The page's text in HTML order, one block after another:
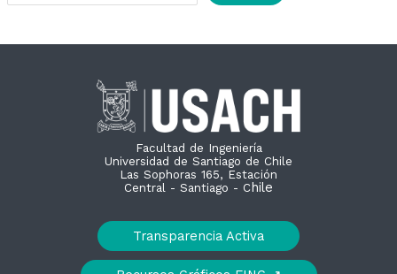
Facultad de Ingeniería
Universidad de Santiago de Chile
Las Sophoras 165, Estación
Central - Santiago - Chile
Transparencia Activa